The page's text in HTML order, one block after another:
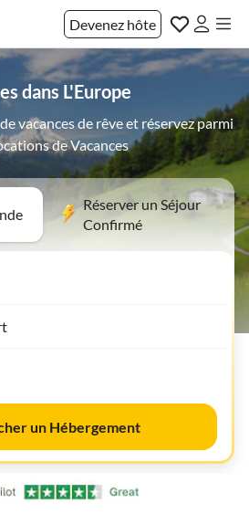
Devenez hôte
dans L'Europe
vacances de rêve et réservez parmi
de Vacances
Réserver un Séjour
Confirmé
un Hébergement